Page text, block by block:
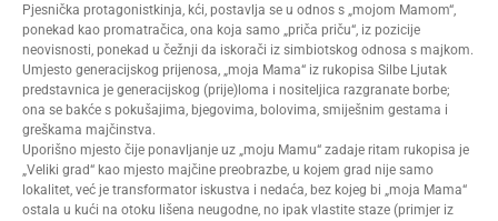
Pjesnička protagonistkinja, kći, postavlja se u odnos s „mojom Mamom“,
ponekad kao promatračica, ona koja samo „priča priču“, iz pozicije
neovisnosti, ponekad u čežnji da iskorači iz simbiotskog odnosa s majkom.
Umjesto generacijskog prijenosa, „moja Mama“ iz rukopisa Silbe Ljutak
predstavnica je generacijskog (prije)loma i nositeljica razgranate borbe;
ona se bakće s pokušajima, bjegovima, bolovima, smiješnim gestama i
greškama majčinstva.
Uporišno mjesto čije ponavljanje uz „moju Mamu“ zadaje ritam rukopisa je
„Veliki grad“ kao mjesto majčine preobrazbe, u kojem grad nije samo
lokalitet, već je transformator iskustva i nedaća, bez kojeg bi „moja Mama“
ostala u kući na otoku lišena neugodne, no ipak vlastite staze (primjer iz